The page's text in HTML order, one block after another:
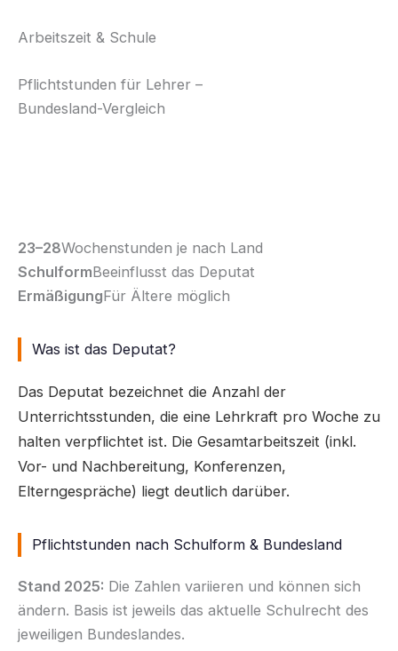
Arbeitszeit & Schule
Pflichtstunden für Lehrer –
Bundesland-Vergleich
23–28Wochenstunden je nach Land
SchulformBeeinflusst das Deputat
ErmäßigungFür Ältere möglich
Was ist das Deputat?
Das Deputat bezeichnet die Anzahl der
Unterrichtsstunden, die eine Lehrkraft pro Woche zu
halten verpflichtet ist. Die Gesamtarbeitszeit (inkl.
Vor- und Nachbereitung, Konferenzen,
Elterngespräche) liegt deutlich darüber.
Pflichtstunden nach Schulform & Bundesland
Stand 2025: Die Zahlen variieren und können sich
ändern. Basis ist jeweils das aktuelle Schulrecht des
jeweiligen Bundeslandes.